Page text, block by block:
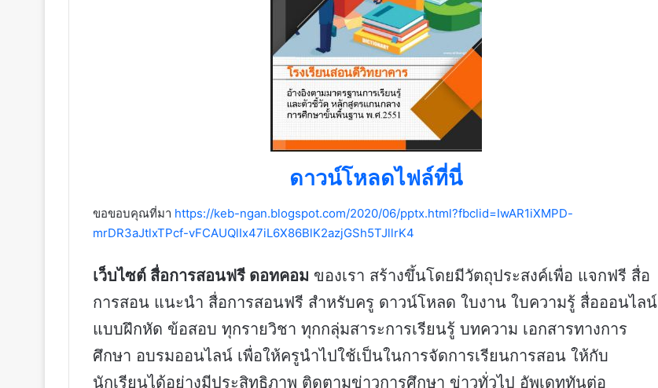
ดาวน์โหลดไฟล์ที่นี่
ขอขอบคุณที่มา https://keb-ngan.blogspot.com/2020/06/pptx.html?fbclid=IwAR1iXMPD-
mrDR3aJtlxTPcf-vFCAUQlIx47iL6X86BlK2azjGSh5TJllrK4
เว็บไซต์ สื่อการสอนฟรี ดอทคอม ของเรา สร้างขึ้นโดยมีวัตถุประสงค์เพื่อ แจกฟรี สื่อ
การสอน แนะนำ สื่อการสอนฟรี สำหรับครู ดาวน์โหลด ใบงาน ใบความรู้ สื่อออนไลน์
แบบฝึกหัด ข้อสอบ ทุกรายวิชา ทุกกลุ่มสาระการเรียนรู้ บทความ เอกสารทางการ
ศึกษา อบรมออนไลน์ เพื่อให้ครูนำไปใช้เป็นในการจัดการเรียนการสอน ให้กับ
นักเรียนได้อย่างมีประสิทธิภาพ ติดตามข่าวการศึกษา ข่าวทั่วไป อัพเดททันต่อ